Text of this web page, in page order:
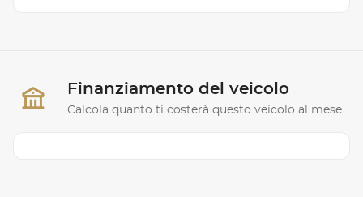
Finanziamento del veicolo
Calcola quanto ti costerà questo veicolo al mese.